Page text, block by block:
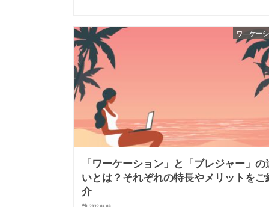
ワ―ケー
「ワーケーション」と「ブレジャー」の
いとは？それぞれの特長やメリットをご
介